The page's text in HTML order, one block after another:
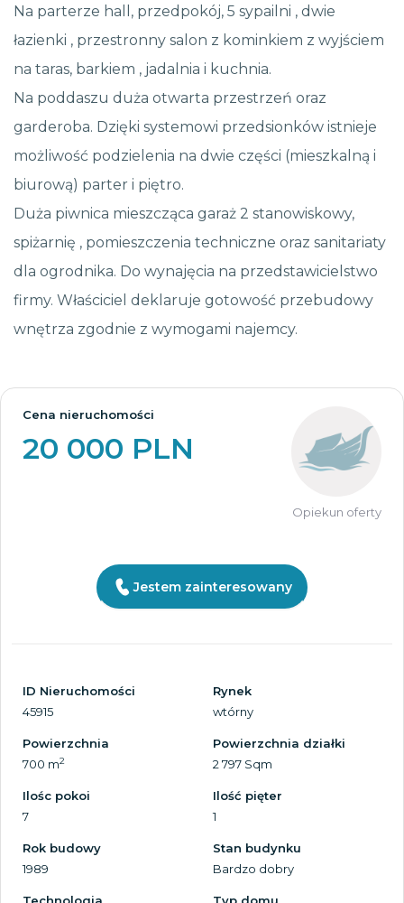
Na parterze hall, przedpokój, 5 sypailni , dwie
łazienki , przestronny salon z kominkiem z wyjściem
na taras, barkiem , jadalnia i kuchnia.
Na poddaszu duża otwarta przestrzeń oraz
garderoba. Dzięki systemowi przedsionków istnieje
możliwość podzielenia na dwie części (mieszkalną i
biurową) parter i piętro.
Duża piwnica mieszcząca garaż 2 stanowiskowy,
spiżarnię , pomieszczenia techniczne oraz sanitariaty
dla ogrodnika. Do wynajęcia na przedstawicielstwo
firmy. Właściciel deklaruje gotowość przebudowy
wnętrza zgodnie z wymogami najemcy.
Cena nieruchomości
20 000 PLN
Opiekun oferty
Jestem zainteresowany
ID Nieruchomości
45915
Rynek
wtórny
Powierzchnia
700 m2
Powierzchnia działki
2 797 Sqm
Ilośc pokoi
7
Ilość pięter
1
Rok budowy
1989
Stan budynku
Bardzo dobry